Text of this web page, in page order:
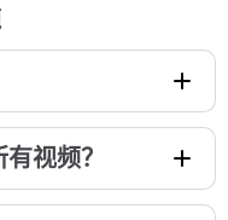
视频？